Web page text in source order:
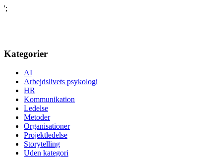
';
Kategorier
AI
Arbejdslivets psykologi
HR
Kommunikation
Ledelse
Metoder
Organisationer
Projektledelse
Storytelling
Uden kategori